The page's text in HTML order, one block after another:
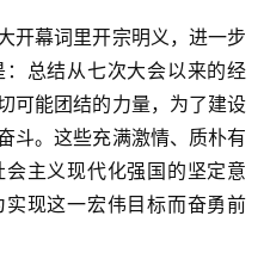
开幕词里开宗明义，进一步
总结从七次大会以来的经
可能团结的力量，为了建设
斗。这些充满激情、质朴有
主义现代化强国的坚定意
现这一宏伟目标而奋勇前